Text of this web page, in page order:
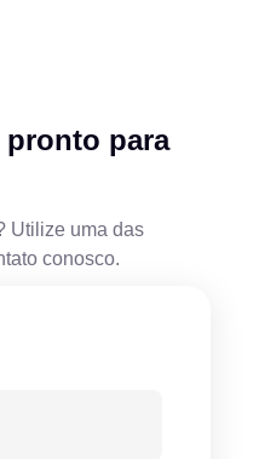
pronto para
Utilize uma das
conosco.